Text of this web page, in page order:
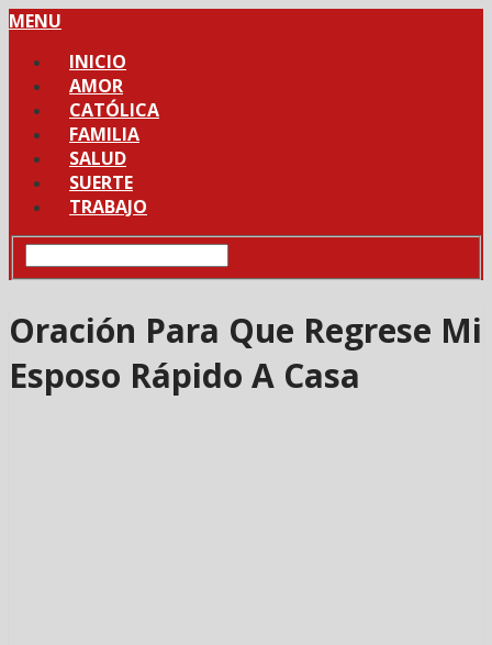
MENU
INICIO
AMOR
CATÓLICA
FAMILIA
SALUD
SUERTE
TRABAJO
Oración Para Que Regrese Mi
Esposo Rápido A Casa